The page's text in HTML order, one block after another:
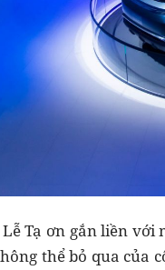
Tạ ơn gắn liền
thể bỏ qua của